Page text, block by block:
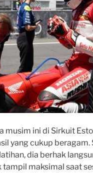
musim ini di Sirkuit
yang cukup
dia berhak
tampil maksimal saat